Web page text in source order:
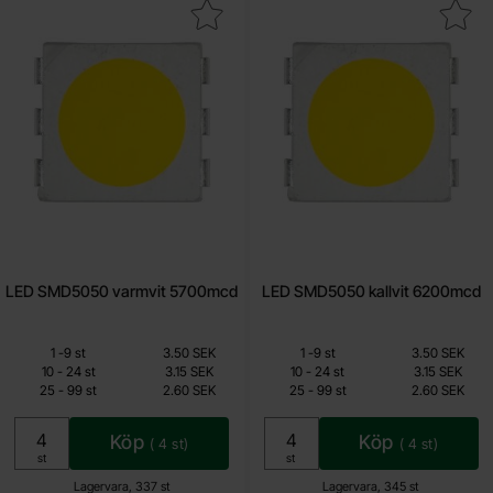
LED SMD5050 varmvit 5700mcd
Lagervara, 337 st
1.40 SEK
Inklusive 25% moms
Enhet:
st
Köp ( 4 st)
Makera lED SMD5050 varmvit 5700mcd som favorit
Mängdrabatt
Pris /st
1 -till
9 st
3.50 SEK
10 -till24 st
3.15 SEK
25 - till
99 st 2.60 SEK
LED SMD5050 kallvit 6200mcd
Lagervara, 345 st
1.40 SEK
Inklusive 25% moms
Enhet:
st
Köp ( 4 st)
Makera lED SMD5050
Mängdrabatt
Pris /st
1 -till
9 st
3.50 SEK
10 - till
24 st
3.15 SEK
25 -till99 st 2.60 SEK